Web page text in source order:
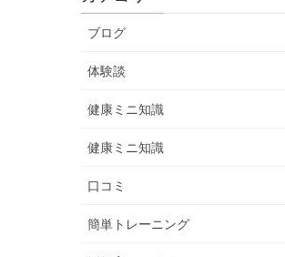
ブログ
体験談
健康ミニ知識
健康ミニ知識
口コミ
簡単トレーニング